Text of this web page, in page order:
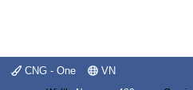
CNG - One VN